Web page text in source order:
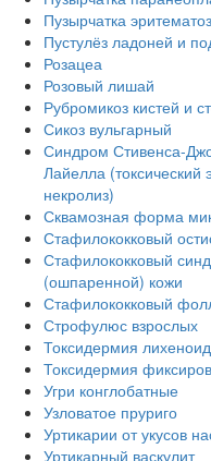
Пузырчатка
Пустулёз ладоней и
Розацеа
Розовый лишай
Рубромикоз кистей и
Сикоз вульгарный
Синдром Стивенса-
Лайелла
некролиз)
Сквамозная форма
Стафилококковый
Стафилококковый
(ошпаренной) кожи
Стафилококковый
Строфулюс взрослых
Токсидермия
Токсидермия
Угри конглобатные
Узловатое пруриго
Уртикарии от укусов
Уртикарный васкулит